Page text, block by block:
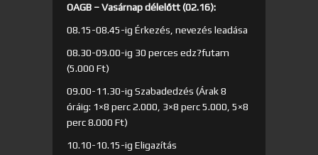
OAGB – Vasárnap délelőtt (02.16):
08.15-08.45-ig Érkezés, nevezés leadása
08.30-09.00-ig 30 perces edz?futam
(5.000 Ft)
09.00-11.30-ig Szabadedzés (Árak 8
óráig: 1×8 perc 2.000, 3×8 perc 5.000, 5×8
perc 8.000 Ft)
10.10-10.15-ig Eligazítás